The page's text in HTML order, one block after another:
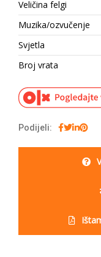
Veličina felgi
Muzika/ozvučenje
Svjetla
Broj vrata
Podijeli: